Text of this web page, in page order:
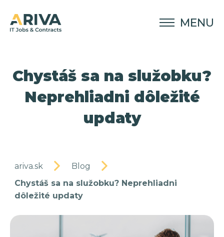
MENU
Chystáš sa na služobku?
Neprehliadni dôležité
updaty
ariva.sk
Blog
Chystáš sa na služobku? Neprehliadni
dôležité updaty